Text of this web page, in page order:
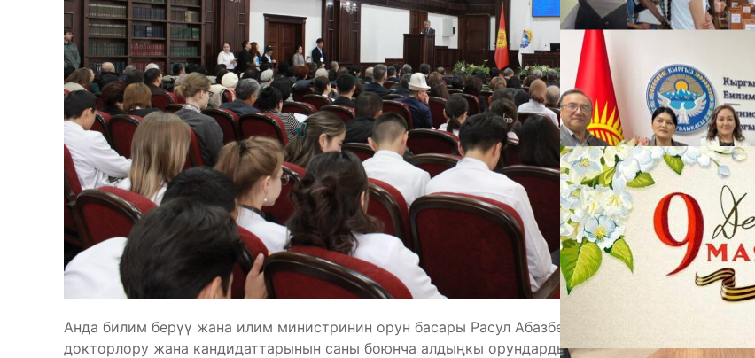
Анда билим берүү жана илим министринин орун басары Расул Абазбек уулу Кыргызстан илимдин
докторлору жана кандидаттарынын саны боюнча алдыңкы орундарды бербей келгени менен